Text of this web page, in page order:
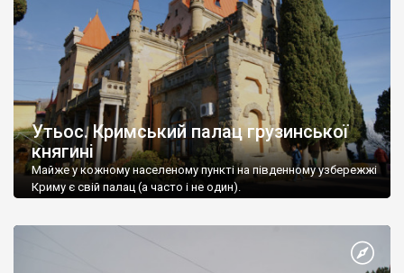
Утьос. Кримський палац грузинської
княгині
Майже у кожному населеному пункті на південному узбережжі
Криму є свій палац (а часто і не один).